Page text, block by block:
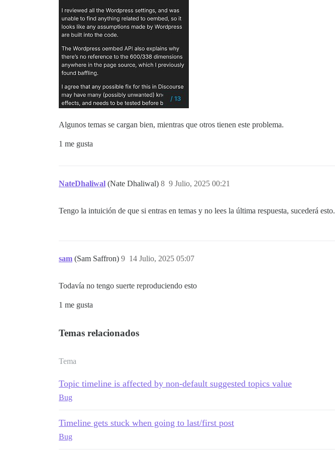
Algunos temas se cargan bien, mientras que otros tienen este problema.
1 me gusta
NateDhaliwal (Nate Dhaliwal) 9 Julio, 2025 00:21
8
Tengo la intuición de que si entras en temas y no lees la última respuesta, sucederá esto.
sam (Sam Saffron) 14 Julio, 2025 05:07
9
Todavía no tengo suerte reproduciendo esto
1 me gusta
Temas relacionados
Tema
Topic timeline is affected by non-default suggested topics value
Bug
Timeline gets stuck when going to last/first post
Bug